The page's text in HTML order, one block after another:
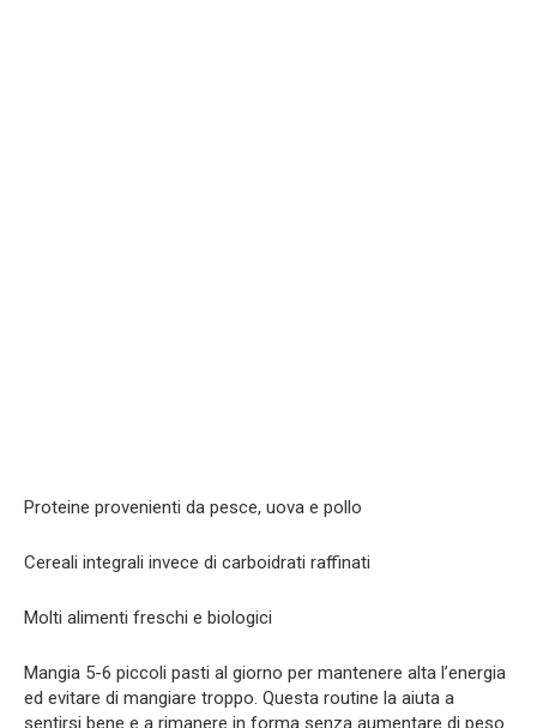
Proteine provenienti da pesce, uova e pollo
Cereali integrali invece di carboidrati raffinati
Molti alimenti freschi e biologici
Mangia 5-6 piccoli pasti al giorno per mantenere alta l’energia
ed evitare di mangiare troppo. Questa routine la aiuta a
sentirsi bene e a rimanere in forma senza aumentare di peso.